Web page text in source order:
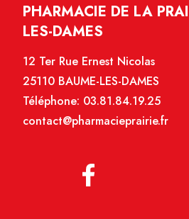
PHARMACIE DE LA
LES-DAMES
12 Ter Rue Ernest Nicolas
25110 BAUME-LES-DAMES
Téléphone: 03.81.84.19.25
contact@pharmacieprairie.fr